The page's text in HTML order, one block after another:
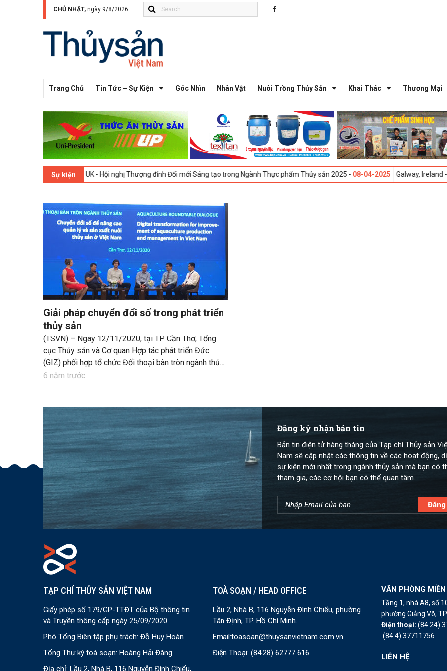
CHỦ NHẬT, ngày 9/8/2026
Trang Chủ Tin Tức – Sự Kiện Góc Nhìn Nhân Vật Nuôi Trồng Thủy Sản Khai Thác Thương Mại
Sự kiện
London, UK - Hội nghị Thượng đỉnh Đổi mới Sáng tạo trong Ngành Thực phẩm Thủy sản 2025 -08-04-2025 Galway, Ireland -
Giải pháp chuyển đổi số trong phát triển
thủy sản
(TSVN) – Ngày 12/11/2020, tại TP Cần Thơ, Tổng
cục Thủy sản và Cơ quan Hợp tác phát triển Đức
(GIZ) phối hợp tổ chức Đối thoại bàn tròn ngành thủy
sản với chủ đề “Chuyển đổi số để nâng cao quản lý
6 năm trước
Đăng ký nhận bản tin
Bản tin điện tử hàng tháng của Tạp chí Thủy sản
Nam sẽ cập nhật các thông tin về các hoạt động,
sự kiện mới nhất trong ngành thủy sản mà bạn có
tham gia, các cơ hội bạn có thể quan tâm.
TẠP CHÍ THỦY SẢN VIỆT NAM
Giấy phép số 179/GP-TTĐT của Bộ thông tin
và Truyền thông cấp ngày 25/09/2020
Phó Tổng Biên tập phụ trách: Đỗ Huy Hoàn
Tổng Thư ký toà soạn: Hoàng Hải Đăng
Địa chỉ: Lầu 2, Nhà B, 116 Nguyễn Đình Chiểu,
TOÀ SOẠN / HEAD OFFICE
Lầu 2, Nhà B, 116 Nguyễn Đình Chiểu, phường
Tân Định, TP. Hồ Chí Minh.
Email:toasoan@thuysanvietnam.com.vn
Điện Thoại: (84.28) 62777 616
VĂN PHÒNG
Tầng 1, nhà A8, số
phường Giảng Võ,
Điện thoại:(84.24)
(84.4) 37711756
LIÊN HỆ